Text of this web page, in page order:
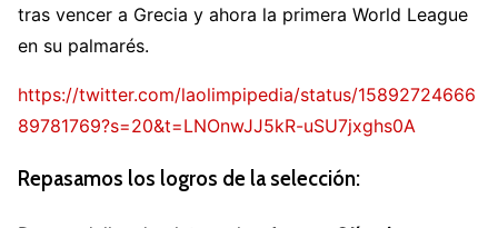
tras vencer a Grecia y ahora la primera World League
en su palmarés.
https://twitter.com/laolimpipedia/status/15892724666
89781769?s=20&t=LNOnwJJ5kR-uSU7jxghs0A
Repasamos los logros de la selección: